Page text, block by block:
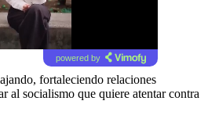
powered by
fortaleciendo relaciones
al socialismo que quiere atentar contra